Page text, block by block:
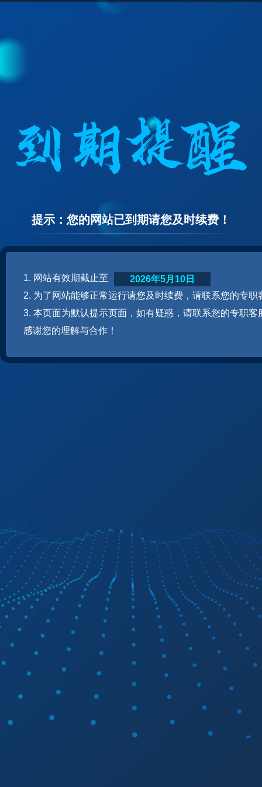
提示：您的网站已到期请您及时续费！
1. 网站有效期截止至
2. 为了网站能够正常运行请您及时续费，请联系您的专职
3. 本页面为默认提示页面，如有疑惑，请联系您的专职客
感谢您的理解与合作！
2026年5月10日